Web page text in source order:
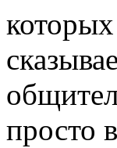
просто